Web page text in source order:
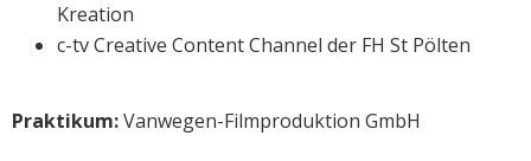
Kreation
c-tv Creative Content Channel der FH St Pölten
Praktikum:Vanwegen-Filmproduktion GmbH